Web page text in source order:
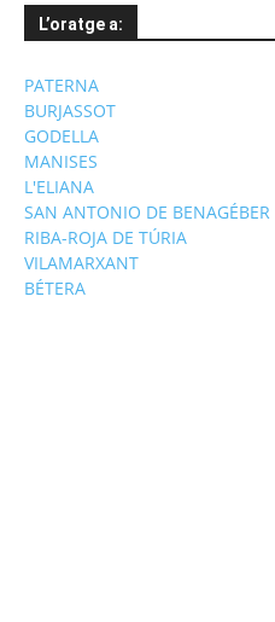
L’oratge a:
PATERNA
BURJASSOT
GODELLA
MANISES
L'ELIANA
SAN ANTONIO DE BENAGÉBER
RIBA-ROJA DE TÚRIA
VILAMARXANT
BÉTERA